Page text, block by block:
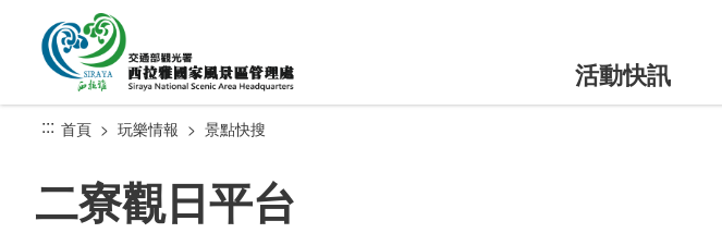
活動快訊
::: 首頁 玩樂情報 景點快搜
二寮觀日平台